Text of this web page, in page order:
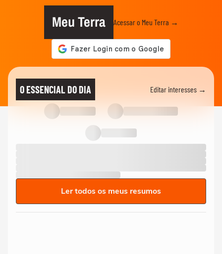
Meu Terra Acessar o Meu Terra →
O ESSENCIAL DO DIA Editar interesses →
Ler todos os meus resumos